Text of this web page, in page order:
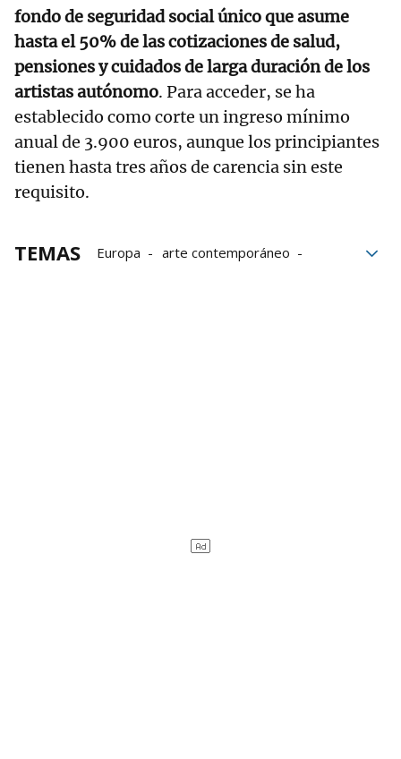
fondo de seguridad social único que asume
hasta el 50% de las cotizaciones de salud,
pensiones y cuidados de larga duración de los
artistas autónomo. Para acceder, se ha
establecido como corte un ingreso mínimo
anual de 3.900 euros, aunque los principiantes
tienen hasta tres años de carencia sin este
requisito.
TEMAS Europa
arte contemporáneo